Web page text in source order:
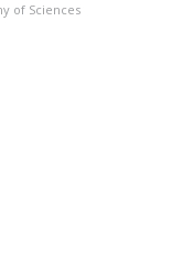
of Sciences